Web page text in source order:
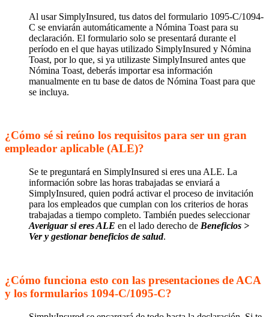
Al usar SimplyInsured, tus datos del formulario 1095-C/1094-
C se enviarán automáticamente a Nómina Toast para su
declaración. El formulario solo se presentará durante el
período en el que hayas utilizado SimplyInsured y Nómina
Toast, por lo que, si ya utilizaste SimplyInsured antes que
Nómina Toast, deberás importar esa información
manualmente en tu base de datos de Nómina Toast para que
se incluya.
¿Cómo sé si reúno los requisitos para ser un gran
empleador aplicable (ALE)?
Se te preguntará en SimplyInsured si eres una ALE. La
información sobre las horas trabajadas se enviará a
SimplyInsured, quien podrá activar el proceso de invitación
para los empleados que cumplan con los criterios de horas
trabajadas a tiempo completo. También puedes seleccionar
Averiguar si eres ALE en el lado derecho de Beneficios >
Ver y gestionar beneficios de salud.
¿Cómo funciona esto con las presentaciones de ACA
y los formularios 1094-C/1095-C?